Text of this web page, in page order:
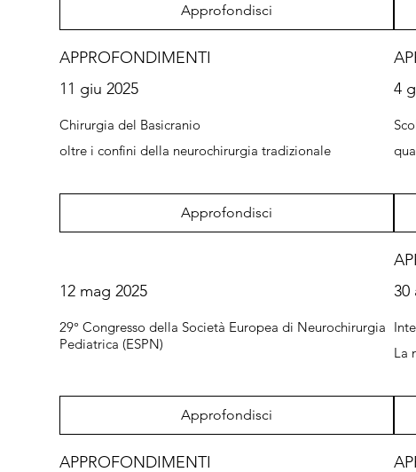
Approfondisci
Chirurgia del Basicranio
oltre i confini della neurochirurgia tradizionale
APPROFONDIMENTI
11 giu 2025
Approfondisci
4
29° Congresso della Società Europea di Neurochirurgia
Pediatrica (ESPN)
12 mag 2025
Approfondisci
La
30
APPROFONDIMENTI